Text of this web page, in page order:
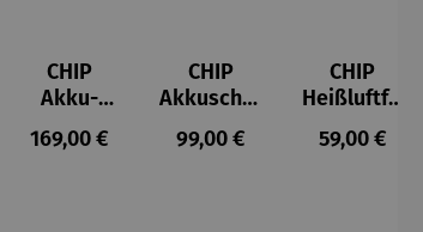
CHIP
Akku-
Staubsau
ger DS02
Regulärer Preis:
169,00 €
CHIP
Akkuschra
uber
Regulärer Preis:
99,00 €
CHIP
Heißluftfri
tteuse
Regulärer
59,00 €